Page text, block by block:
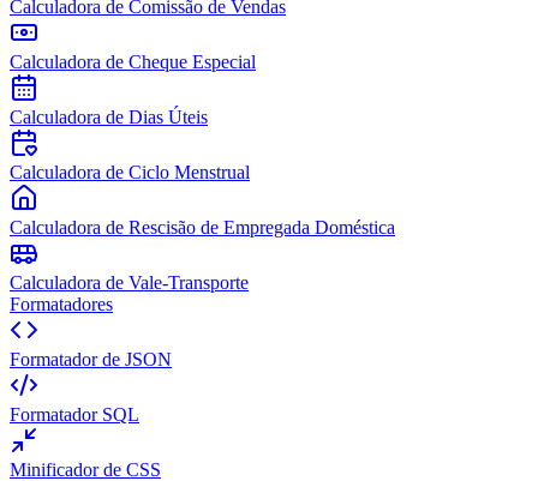
Calculadora de Comissão de Vendas
Calculadora de Cheque Especial
Calculadora de Dias Úteis
Calculadora de Ciclo Menstrual
Calculadora de Rescisão de Empregada Doméstica
Calculadora de Vale-Transporte
Formatadores
Formatador de JSON
Formatador SQL
Minificador de CSS